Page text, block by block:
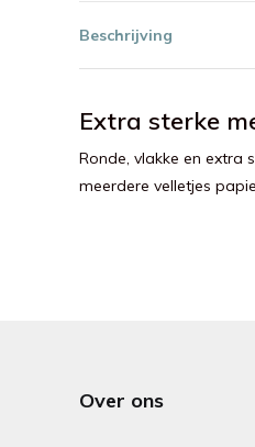
Beschrijving
Extra sterke
Ronde, vlakke en extra
meerdere velletjes
Over ons